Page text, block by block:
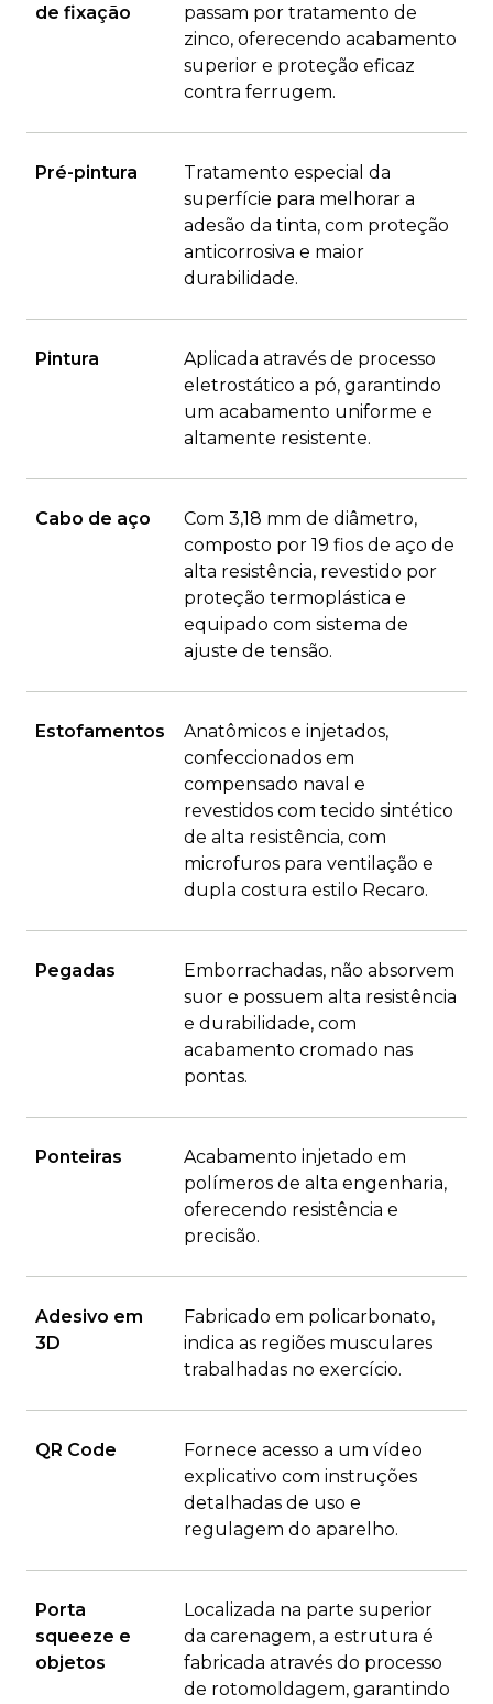
de fixação
passam por tratamento de
zinco, oferecendo acabamento
superior e proteção eficaz
contra ferrugem.
Pré-pintura
Tratamento especial da
superfície para melhorar a
adesão da tinta, com proteção
anticorrosiva e maior
durabilidade.
Pintura
Aplicada através de processo
eletrostático a pó, garantindo
um acabamento uniforme e
altamente resistente.
Cabo de aço
Com 3,18 mm de diâmetro,
composto por 19 fios de aço de
alta resistência, revestido por
proteção termoplástica e
equipado com sistema de
ajuste de tensão.
Estofamentos
Anatômicos e injetados,
confeccionados em
compensado naval e
revestidos com tecido sintético
de alta resistência, com
microfuros para ventilação e
dupla costura estilo Recaro.
Pegadas
Emborrachadas, não absorvem
suor e possuem alta resistência
e durabilidade, com
acabamento cromado nas
pontas.
Ponteiras
Acabamento injetado em
polímeros de alta engenharia,
oferecendo resistência e
precisão.
Adesivo em
3D
Fabricado em policarbonato,
indica as regiões musculares
trabalhadas no exercício.
QR Code
Fornece acesso a um vídeo
explicativo com instruções
detalhadas de uso e
regulagem do aparelho.
Porta
squeeze e
objetos
Localizada na parte superior
da carenagem, a estrutura é
fabricada através do processo
de rotomoldagem, garantindo